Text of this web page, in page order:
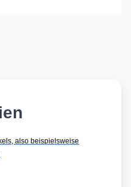
also beispielsweise